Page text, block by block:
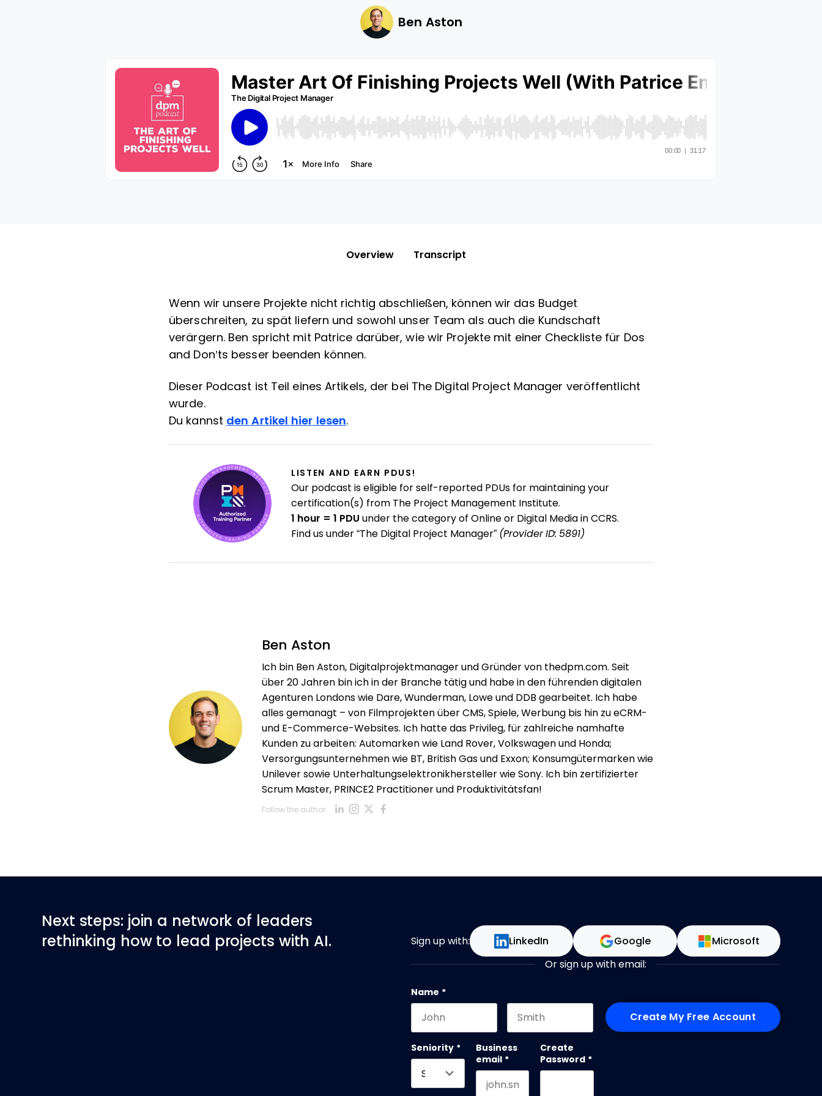
Ben Aston
Overview Transcript
Wenn wir unsere Projekte nicht richtig abschließen, können wir das Budget
überschreiten, zu spät liefern und sowohl unser Team als auch die Kundschaft
verärgern. Ben spricht mit Patrice darüber, wie wir Projekte mit einer Checkliste für Dos
and Don’ts besser beenden können.
Dieser Podcast ist Teil eines Artikels, der bei The Digital Project Manager veröffentlicht
wurde.
Du kannst den Artikel hier lesen.
LISTEN AND EARN PDUS!
Our podcast is eligible for self-reported PDUs for maintaining your
certification(s) from The Project Management Institute.
1 hour = 1 PDU under the category of Online or Digital Media in CCRS.
Find us under “The Digital Project Manager” (Provider ID: 5891)
Ben Aston
Ich bin Ben Aston, Digitalprojektmanager und Gründer von thedpm.com. Seit
über 20 Jahren bin ich in der Branche tätig und habe in den führenden digitalen
Agenturen Londons wie Dare, Wunderman, Lowe und DDB gearbeitet. Ich habe
alles gemanagt – von Filmprojekten über CMS, Spiele, Werbung bis hin zu eCRM-
und E-Commerce-Websites. Ich hatte das Privileg, für zahlreiche namhafte
Kunden zu arbeiten: Automarken wie Land Rover, Volkswagen und Honda;
Versorgungsunternehmen wie BT, British Gas und Exxon; Konsumgütermarken wie
Unilever sowie Unterhaltungselektronikhersteller wie Sony. Ich bin zertifizierter
Scrum Master, PRINCE2 Practitioner und Produktivitätsfan!
Follow the author: Opens new window
Opens new window
Opens new window
Opens new window
Next steps: join a network of leaders
rethinking how to lead projects with AI.
Sign up with: LinkedIn Google Microsoft
Or sign up with email:
Name *
Seniority *
Business
email *
Create
Password *